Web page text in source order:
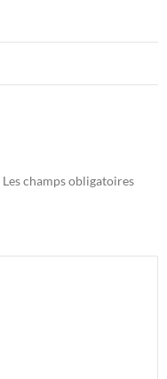
Les champs obligatoires